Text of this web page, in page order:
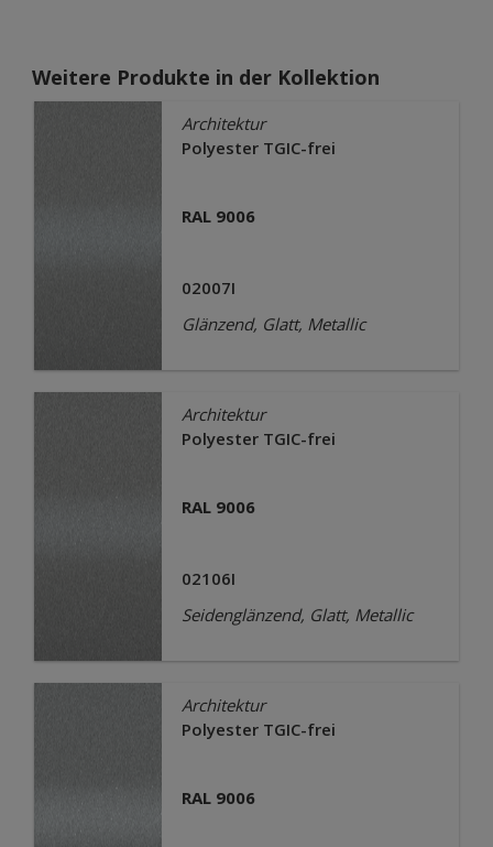
Weitere Produkte in der Kollektion
Architektur
Polyester TGIC-frei
RAL 9006
02007I
Glänzend, Glatt, Metallic
Architektur
Polyester TGIC-frei
RAL 9006
02106I
Seidenglänzend, Glatt, Metallic
Architektur
Polyester TGIC-frei
RAL 9006